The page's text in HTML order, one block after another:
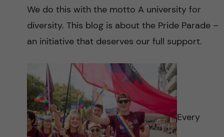
We do this with the motto A university for
diversity. This blog is about the Pride Parade –
an initiative that deserves our full support.
Every